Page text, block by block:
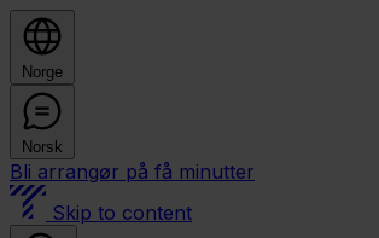
Norge
Norsk
Bli arrangør på få minutter
Skip to content